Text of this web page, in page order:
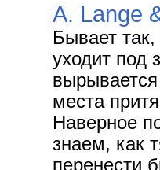
A. Lange
Бывает так,
уходит под
места
Наверное
знаем, как
перенести